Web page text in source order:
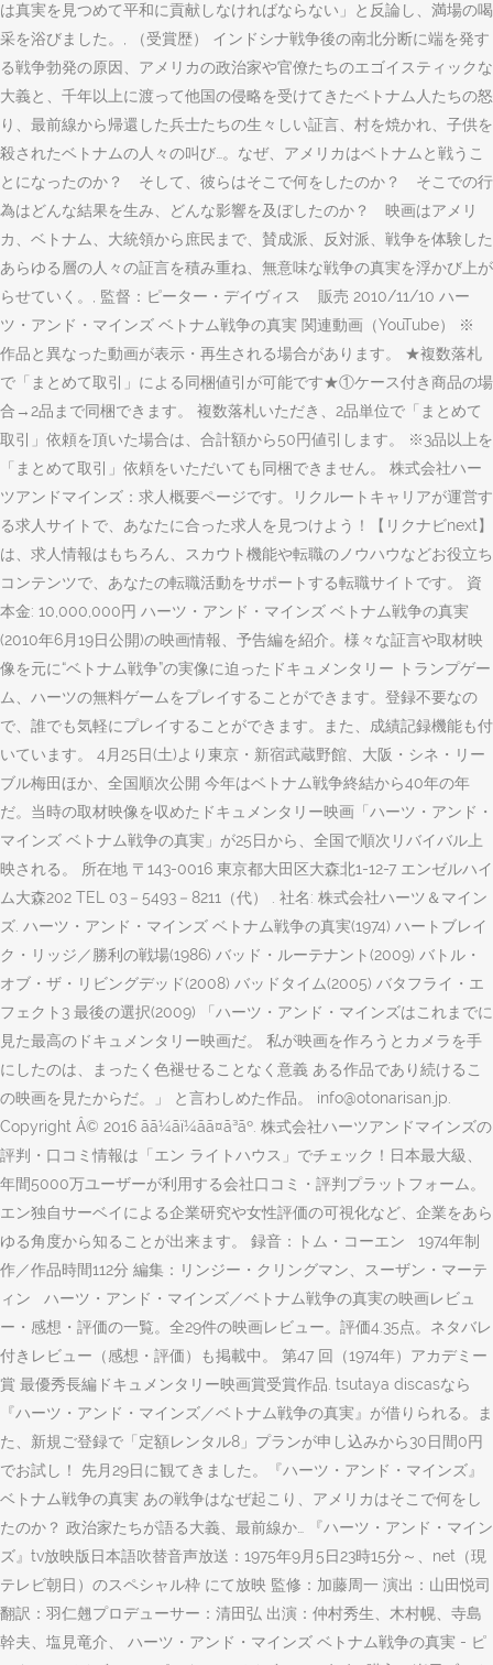
は真実を見つめて平和に貢献しなければならない」と反論し、満場の喝
采を浴びました。, （受賞歴） インドシナ戦争後の南北分断に端を発す
る戦争勃発の原因、アメリカの政治家や官僚たちのエゴイスティックな
大義と、千年以上に渡って他国の侵略を受けてきたベトナム人たちの怒
り、最前線から帰還した兵士たちの生々しい証言、村を焼かれ、子供を
殺されたベトナムの人々の叫び…。なぜ、アメリカはベトナムと戦うこ
とになったのか？ そして、彼らはそこで何をしたのか？ そこでの行
為はどんな結果を生み、どんな影響を及ぼしたのか？ 映画はアメリ
カ、ベトナム、大統領から庶民まで、賛成派、反対派、戦争を体験した
あらゆる層の人々の証言を積み重ね、無意味な戦争の真実を浮かび上が
らせていく。, 監督：ピーター・デイヴィス 販売 2010/11/10 ハー
ツ・アンド・マインズ ベトナム戦争の真実 関連動画（YouTube） ※
作品と異なった動画が表示・再生される場合があります。 ★複数落札
で「まとめて取引」による同梱値引が可能です★①ケース付き商品の場
合→2品まで同梱できます。 複数落札いただき、2品単位で「まとめて
取引」依頼を頂いた場合は、合計額から50円値引します。 ※3品以上を
「まとめて取引」依頼をいただいても同梱できません。 株式会社ハー
ツアンドマインズ：求人概要ページです。リクルートキャリアが運営す
る求人サイトで、あなたに合った求人を見つけよう！【リクナビnext】
は、求人情報はもちろん、スカウト機能や転職のノウハウなどお役立ち
コンテンツで、あなたの転職活動をサポートする転職サイトです。 資
本金: 10,000,000円 ハーツ・アンド・マインズ ベトナム戦争の真実
(2010年6月19日公開)の映画情報、予告編を紹介。様々な証言や取材映
像を元に“ベトナム戦争”の実像に迫ったドキュメンタリー トランプゲー
ム、ハーツの無料ゲームをプレイすることができます。登録不要なの
で、誰でも気軽にプレイすることができます。また、成績記録機能も付
いています。 4月25日(土)より東京・新宿武蔵野館、大阪・シネ・リー
ブル梅田ほか、全国順次公開 今年はベトナム戦争終結から40年の年
だ。当時の取材映像を収めたドキュメンタリー映画「ハーツ・アンド・
マインズ ベトナム戦争の真実」が25日から、全国で順次リバイバル上
映される。 所在地 〒143-0016 東京都大田区大森北1-12-7 エンゼルハイ
ム大森202 TEL 03－5493－8211（代） . 社名: 株式会社ハーツ＆マイン
ズ. ハーツ・アンド・マインズ ベトナム戦争の真実(1974) ハートブレイ
ク・リッジ／勝利の戦場(1986) バッド・ルーテナント(2009) バトル・
オブ・ザ・リビングデッド(2008) バッドタイム(2005) バタフライ・エ
フェクト3 最後の選択(2009) 「ハーツ・アンド・マインズはこれまでに
見た最高のドキュメンタリー映画だ。 私が映画を作ろうとカメラを手
にしたのは、まったく色褪せることなく意義 ある作品であり続けるこ
の映画を見たからだ。」 と言わしめた作品。 info@otonarisan.jp.
Copyright Â© 2016 ãã¼ãï¼ãã¤ã³ãº. 株式会社ハーツアンドマインズの
評判・口コミ情報は「エン ライトハウス」でチェック！日本最大級、
年間5000万ユーザーが利用する会社口コミ・評判プラットフォーム。
エン独自サーベイによる企業研究や女性評価の可視化など、企業をあら
ゆる角度から知ることが出来ます。 録音：トム・コーエン 1974年制
作／作品時間112分 編集：リンジー・クリングマン、スーザン・マーテ
ィン ハーツ・アンド・マインズ／ベトナム戦争の真実の映画レビュ
ー・感想・評価の一覧。全29件の映画レビュー。評価4.35点。ネタバレ
付きレビュー（感想・評価）も掲載中。 第47 回（1974年）アカデミー
賞 最優秀長編ドキュメンタリー映画賞受賞作品. tsutaya discasなら
『ハーツ・アンド・マインズ／ベトナム戦争の真実』が借りられる。ま
た、新規ご登録で「定額レンタル8」プランが申し込みから30日間0円
でお試し！ 先月29日に観てきました。『ハーツ・アンド・マインズ』
ベトナム戦争の真実 あの戦争はなぜ起こり、アメリカはそこで何をし
たのか？ 政治家たちが語る大義、最前線か… 『ハーツ・アンド・マイン
ズ』tv放映版日本語吹替音声放送：1975年9月5日23時15分～、net（現
テレビ朝日）のスペシャル枠 にて放映 監修：加藤周一 演出：山田悦司
翻訳：羽仁翹プロデューサー：清田弘 出演：仲村秀生、木村幌、寺島
幹夫、塩見竜介、 ハーツ・アンド・マインズ ベトナム戦争の真実 - ピ